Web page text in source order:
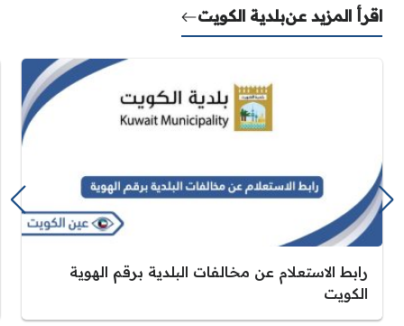
اقرأ المزيد عنبلدية الكويت
رابط الاستعلام عن مخالفات البلدية برقم الهوية
الكويت